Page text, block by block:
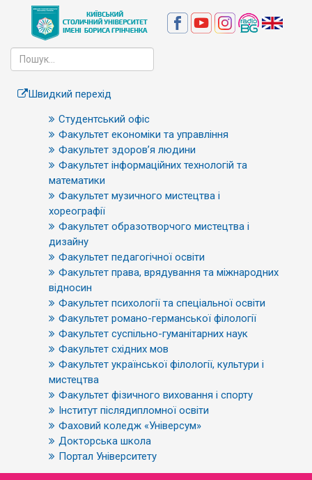
Швидкий перехід
Студентський офіс
Факультет економіки та управління
Факультет здоров’я людини
Факультет інформаційних технологій та
математики
Факультет музичного мистецтва і
хореографії
Факультет образотворчого мистецтва і
дизайну
Факультет педагогічної освіти
Факультет права, врядування та міжнародних
відносин
Факультет психології та спеціальної освіти
Факультет романо-германської філології
Факультет суспільно-гуманітарних наук
Факультет східних мов
Факультет української філології, культури і
мистецтва
Факультет фізичного виховання і спорту
Інститут післядипломної освіти
Фаховий коледж «Універсум»
Докторська школа
Портал Університету